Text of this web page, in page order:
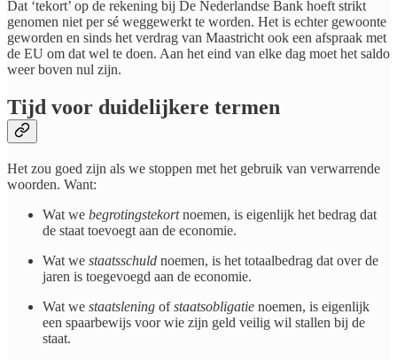
​Dat ‘tekort’ op de rekening bij De Nederlandse Bank hoeft strikt
genomen niet per sé weggewerkt te worden. Het is echter gewoonte
geworden en sinds het verdrag van Maastricht ook een afspraak met
de EU om dat wel te doen. Aan het eind van elke dag moet het saldo
weer boven nul zijn.
​Tijd voor duidelijkere termen
​Het zou goed zijn als we stoppen met het gebruik van verwarrende
woorden. Want:
Wat we begrotingstekortnoemen, is eigenlijk het bedrag dat
de staat toevoegt aan de economie.
Wat we staatsschuld noemen, is het totaalbedrag dat over de
jaren is toegevoegd aan de economie.
Wat we staatslening ofstaatsobligatie noemen, is eigenlijk
een spaarbewijs voor wie zijn geld veilig wil stallen bij de
staat.